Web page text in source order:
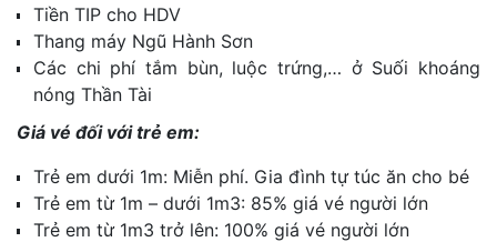
Tiền TIP cho HDV
Thang máy Ngũ Hành Sơn
Các chi phí tắm bùn, luộc trứng,… ở Suối khoáng
nóng Thần Tài
Giá vé đối với trẻ em:
Trẻ em dưới 1m: Miễn phí. Gia đình tự túc ăn cho bé
Trẻ em từ 1m – dưới 1m3: 85% giá vé người lớn
Trẻ em từ 1m3 trở lên: 100% giá vé người lớn